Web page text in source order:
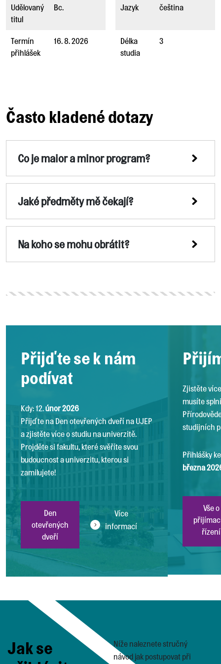
Udělovaný
titul
Bc. Jazyk čeština
Termín
přihlášek
16. 8. 2026
Délka
studia
3
Často kladené dotazy
Co je maior a minor program?
Jaké předměty mě čekají?
Na koho se mohu obrátit?
Přijďte se k nám
podívat
Kdy: 12. únor 2026
Přijďte na Den otevřených dveří na UJEP
a zjistěte více o studiu na univerzitě.
Projděte si fakultu, které svěříte svou
budoucnost a univerzitu, kterou si
zamilujete!
Den
otevřených
dveří
Více
informací
Zjistěte
musíte
studijních
Přihlášky
března
Vše o
řízení
Jak se
Níže naleznete stručný
návod jak postupovat při